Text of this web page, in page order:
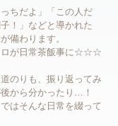
ちだよ」「この人だ
！」などと導かれた
備わります。
ロが日常茶飯事に☆☆☆
のりも、振り返ってみ
から分かったり…！
はそんな日常を綴って